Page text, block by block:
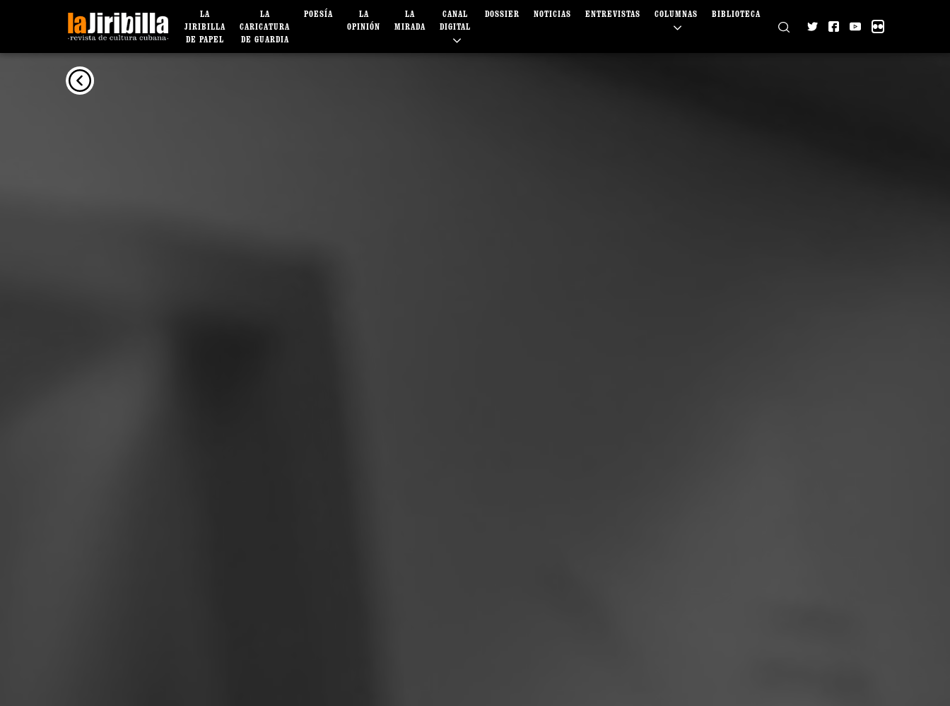
LA
JIRIBILLA
DE PAPEL
LA
CARICATURA
DE GUARDIA
POESÍA
LA
OPINIÓN
LA
MIRADA
CANAL
DIGITAL
DOSSIER NOTICIAS ENTREVISTAS COLUMNAS BIBLIOTECA